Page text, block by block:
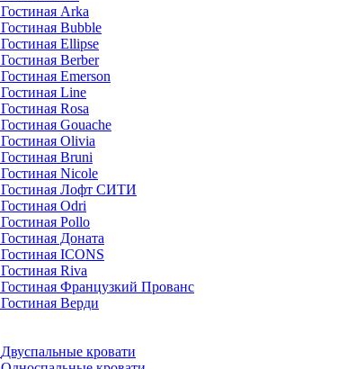
Гостиная Arka
Гостиная Bubble
Гостиная Ellipse
Гостиная Berber
Гостиная Emerson
Гостиная Line
Гостиная Rosa
Гостиная Gouache
Гостиная Olivia
Гостиная Bruni
Гостиная Nicole
Гостиная Лофт СИТИ
Гостиная Odri
Гостиная Pollo
Гостиная Доната
Гостиная ICONS
Гостиная Riva
Гостиная Французкий Прованс
Гостиная Верди
Двуспальные кровати